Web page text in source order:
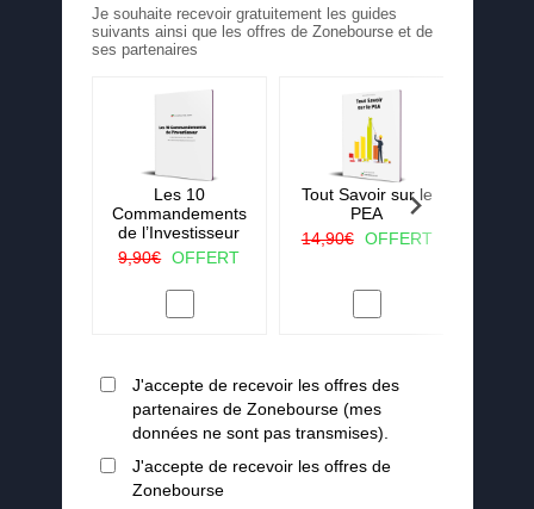
Je souhaite recevoir gratuitement les guides
suivants ainsi que les offres de Zonebourse et de
ses partenaires
Les 10
Commandements
de l’Investisseur
9,90€ OFFERT
Tout Savoir sur le
PEA
14,90€ OFFERT
J'accepte de recevoir les offres des
partenaires de Zonebourse (mes
données ne sont pas transmises).
J'accepte de recevoir les offres de
Zonebourse